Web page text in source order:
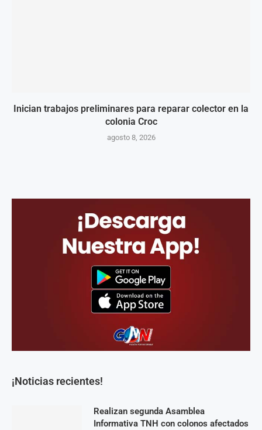
Inician trabajos preliminares para reparar colector en la
colonia Croc
agosto 8, 2026
¡Noticias recientes!
Realizan segunda Asamblea
Informativa TNH con colonos afectados